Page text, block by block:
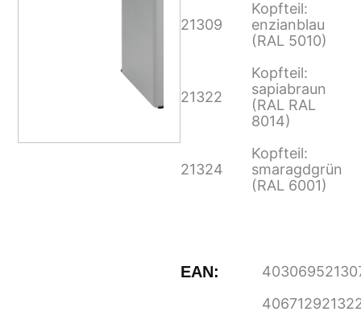
21309
Kopfteil:
enzianblau
(RAL 5010)
21322
Kopfteil:
sapiabraun
(RAL RAL
8014)
21324
Kopfteil:
smaragdgrün
(RAL 6001)
EAN: